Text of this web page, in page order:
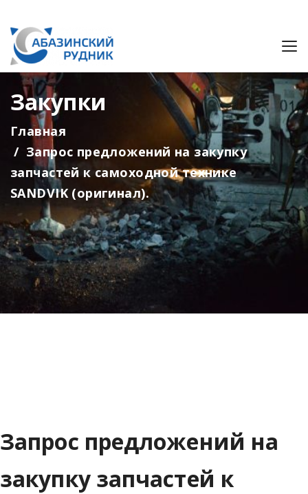
Закупки
Главная
Запрос предложений на закупку
запчастей к самоходной технике
SANDVIK (оригинал).
Запрос предложений на
закупку запчастей к